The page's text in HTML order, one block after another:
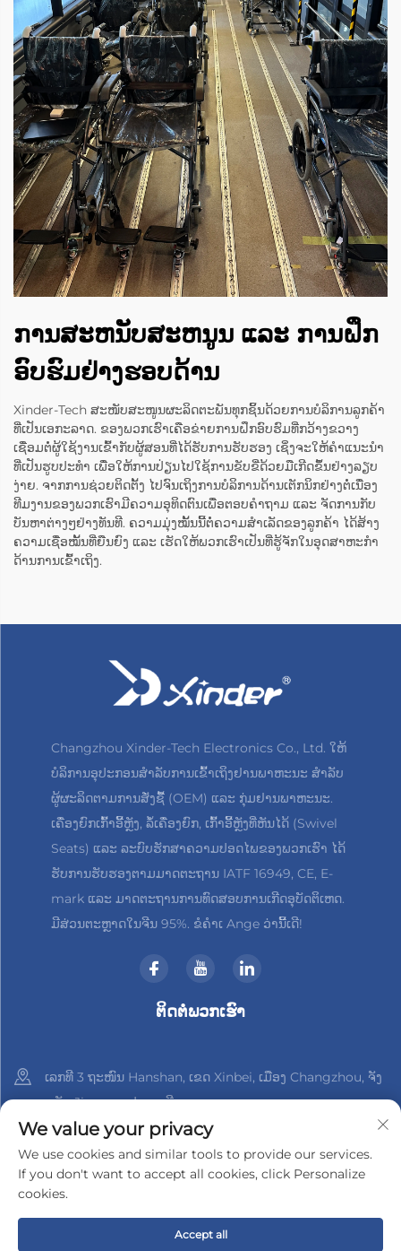
ການສະຫນັບສະຫນູນ ແລະ ການຝຶກ
ອົບຮົມຢ່າງຮອບດ້ານ
Xinder-Tech ສະໜັບສະໜູນຜະລິດຕະພັນທຸກຊິ້ນດ້ວຍການບໍລິການລູກຄ້າ
ທີ່ເປັນເອກະລາດ. ຂອງພວກເຮົາເຄືອຂ່າຍການຝຶກອົບຮົມທີ່ກວ້າງຂວາງ
ເຊື່ອມຕໍ່ຜູ້ໃຊ້ງານເຂົ້າກັບຜູ້ສອນທີ່ໄດ້ຮັບການຮັບຮອງ ເຊິ່ງຈະໃຫ້ຄຳແນະນຳ
ທີ່ເປັນຮູບປະທຳ ເພື່ອໃຫ້ການປ່ຽນໄປໃຊ້ການຂັບຂີ່ດ້ວຍມືເກີດຂຶ້ນຢ່າງລຽບ
ງ່າຍ. ຈາກການຊ່ວຍຕິດຕັ້ງ ໄປຈົນເຖິງການບໍລິການດ້ານເຕັກນິກຢ່າງຕໍ່ເນື່ອງ
ທີມງານຂອງພວກເຮົາມີຄວາມອຸທິດຕົນເພື່ອຕອບຄຳຖາມ ແລະ ຈັດການກັບ
ບັນຫາຕ່າງໆຢ່າງທັນທີ. ຄວາມມຸ່ງໝັ້ນນີ້ຕໍ່ຄວາມສຳເລັດຂອງລູກຄ້າ ໄດ້ສ້າງ
ຄວາມເຊື່ອໝັ້ນທີ່ຍືນຍົງ ແລະ ເຮັດໃຫ້ພວກເຮົາເປັນທີ່ຮູ້ຈັກໃນອຸດສາຫະກຳ
ດ້ານການເຂົ້າເຖິງ.
Changzhou Xinder-Tech Electronics Co., Ltd. ໃຫ້
ບໍລິການອຸປະກອນສຳລັບການເຂົ້າເຖິງຢານພາຫະນະ ສຳລັບ
ຜູ້ຜະລິດຕາມການສັ່ງຊື້ (OEM) ແລະ ກຸ່ມຢານພາຫະນະ.
ເຄື່ອງຍົກເກົ້າອີ້ຫຼັງ, ລໍ້ເຄື່ອງຍົກ, ເກົ້າອີ້ຫຼັງທີ່ຫັນໄດ້ (Swivel
Seats) ແລະ ລະບົບຮັກສາຄວາມປອດໄພຂອງພວກເຮົາ ໄດ້
ຮັບການຮັບຮອງຕາມມາດຕະຖານ IATF 16949, CE, E-
mark ແລະ ມາດຕະຖານການທົດສອບການເກີດອຸບັດຕິເຫດ.
ມີສ່ວນຕະຫຼາດໃນຈີນ 95%. ຂໍຄຳເ Ange ວ່ານີ້ເດີ!
ຕິດຕໍ່ພວກເຮົາ
ເລກທີ 3 ຖະໜົນ Hanshan, ເຂດ Xinbei, ເມືອງ Changzhou, ຈັງ
ຫວັດ Jiangsu, ປະເທດຈີນ
+86-18961288218
[email protected]
ລິขະສິດ © 2025 າງຊູ Xinder-Tech Electronics Co., Ltd.
We value your privacy
We use cookies and similar tools to provide our services.
If you don't want to accept all cookies, click Personalize
cookies.
Accept all